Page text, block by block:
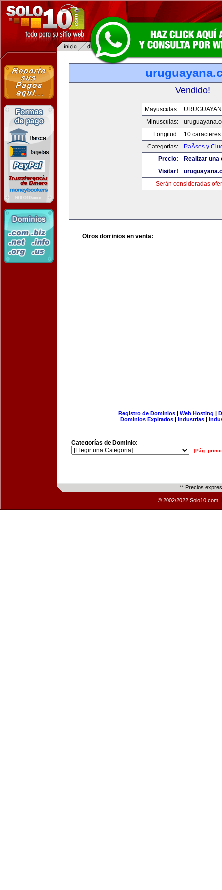
Vendido!
Mayusculas:
Minusculas:
Longitud:
10 caracteres
Categorias:
PaÃ­ses y
Precio:
Realizar una
Visitar!
Serán consideradas
Otros dominios en venta:
Registro de Dominios| Web Hosting |
Dominios Expirados | Industrias |
Categorías de Dominio:
[Pág.
** Precios
© 2002/2022 Solo10.com